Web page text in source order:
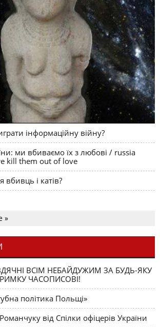
інформаційну війну?
ми вбиваємо їх з любові / russia
kill them out of love
вбивць і катів?
»
ВСІМ НЕБАЙДУЖИМ ЗА БУДЬ-ЯКУ
ЧАСОПИСОВІ!
політика Польщі»
від Спілки офіцерів України